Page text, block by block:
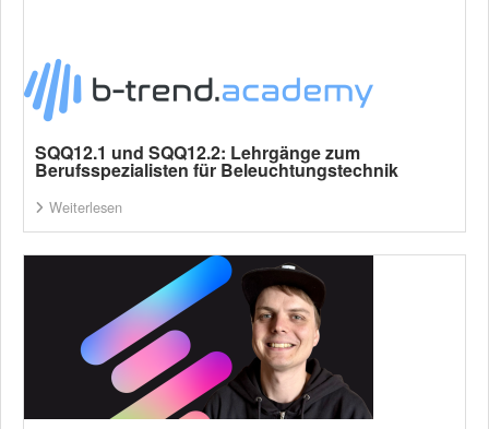
SQQ12.1 und SQQ12.2: Lehrgänge zum
Berufsspezialisten für Beleuchtungstechnik
Weiterlesen